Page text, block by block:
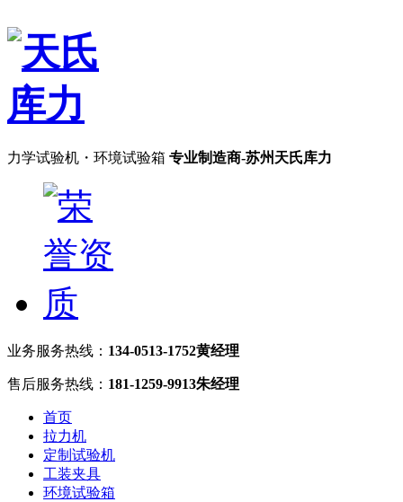
力学试验机・环境试验箱 专业制造商-苏州天氏库力
业务服务热线： 134-0513-1752黄经理
售后服务热线： 181-1259-9913朱经理
首页
拉力机
定制试验机
工装夹具
环境试验箱